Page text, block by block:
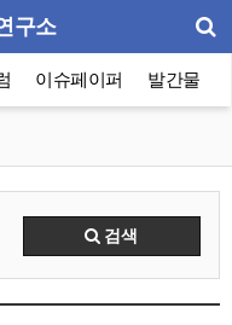
구소
이슈페이퍼 발간물
검색